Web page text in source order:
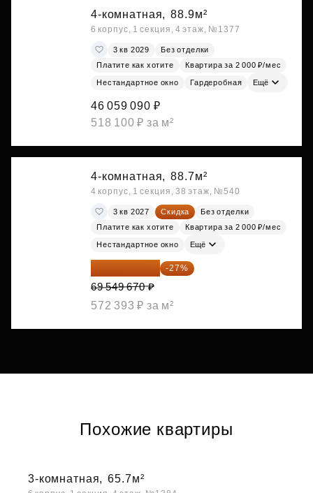
4-комнатная, 88.9м²
6 корпус, 1 секция, 4 этаж, №1377
3 кв 2029
Без отделки
Платите как хотите
Квартира за 2 000 ₽/мес
Нестандартное окно Гардеробная Ещё
46 059 090 ₽
518 100 ₽ за м²
4-комнатная, 88.7м²
4 корпус, 1 секция, 38 этаж, №540
3 кв 2027 Скидка
Без отделки
Платите как хотите
Квартира за 2 000 ₽/мес
Нестандартное окно Ещё
50 771 259 ₽ -27%
69 549 670 ₽
572 393 ₽ за м²
Похожие квартиры
3-комнатная, 65.7м²